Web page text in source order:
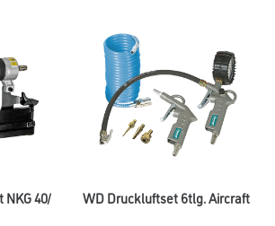
40/
WD Druckluftset 6tlg. Aircraft